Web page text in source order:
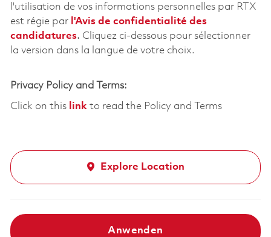
l'utilisation de vos informations personnelles par RTX
est régie par l'Avis de confidentialité des
candidatures. Cliquez ci-dessous pour sélectionner
la version dans la langue de votre choix.
Privacy Policy and Terms:
Click on this linkto read the Policy and Terms
Explore Location
Anwenden